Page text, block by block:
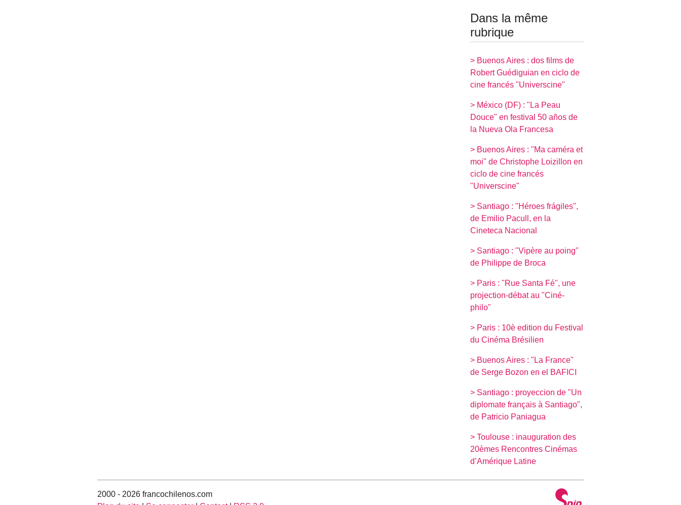
Dans la même
rubrique
> Buenos Aires : dos films de
Robert Guédiguian en ciclo de
cine francés "Universcine"
> México (DF) : "La Peau
Douce" en festival 50 años de
la Nueva Ola Francesa
> Buenos Aires : "Ma caméra et
moi" de Christophe Loizillon en
ciclo de cine francés
"Universcine"
> Santiago : "Héroes frágiles",
de Emilio Pacull, en la
Cineteca Nacional
> Santiago : "Vipère au poing"
de Philippe de Broca
> Paris : "Rue Santa Fé", une
projection-débat au "Ciné-
philo"
> Paris : 10è edition du Festival
du Cinéma Brésilien
> Buenos Aires : "La France"
de Serge Bozon en el BAFICI
> Santiago : proyeccion de "Un
diplomate français à Santiago",
de Patricio Paniagua
> Toulouse : inauguration des
20èmes Rencontres Cinémas
d’Amérique Latine
2000 - 2026 francochilenos.com